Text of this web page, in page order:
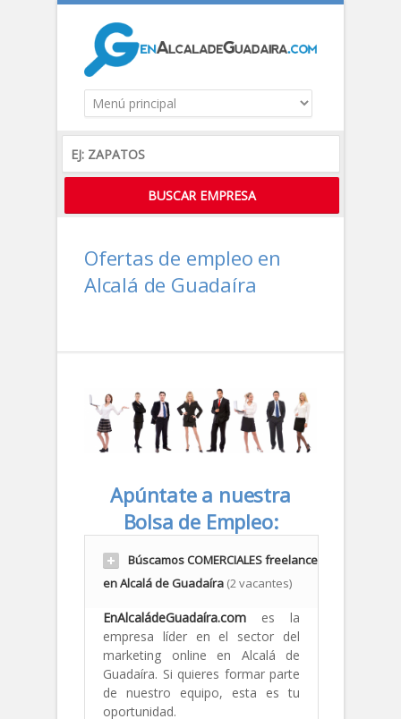
Ofertas de empleo en
Alcalá de Guadaíra
Apúntate a nuestra
Bolsa de Empleo:
Búscamos COMERCIALES freelance
en Alcalá de Guadaíra (2 vacantes)
EnAlcaládeGuadaíra.com es la
empresa líder en el sector del
marketing online en Alcalá de
Guadaíra. Si quieres formar parte
de nuestro equipo, esta es tu
oportunidad.